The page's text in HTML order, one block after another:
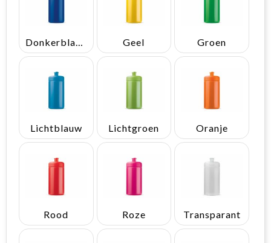
Geel Groen
Lichtblauw Lichtgroen Oranje
Rood Roze Transparant